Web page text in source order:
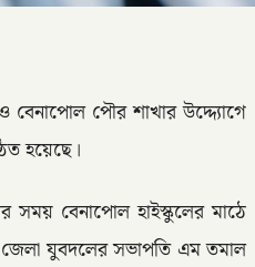
বেনাপোল পৌর শাখার উদ্দ্যোগে
হয়েছে।
সময় বেনাপোল হাইস্কুলের মাঠে
যুবদলের সভাপতি এম তমাল